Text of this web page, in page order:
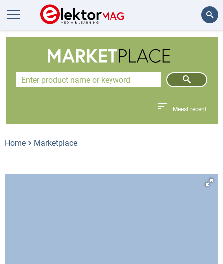
Meest recent
Home Marketplace